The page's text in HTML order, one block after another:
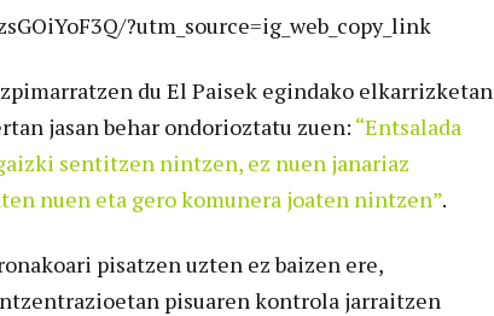
?utm_source=ig_web_copy_link
du El Paisek egindako elkarrizketan
jasan behar ondorioztatu zuen: “Entsalada
sentitzen nintzen, ez nuen janariaz
nuen eta gero komunera joaten nintzen”.
pisatzen uzten ez baizen ere,
pisuaren kontrola jarraitzen